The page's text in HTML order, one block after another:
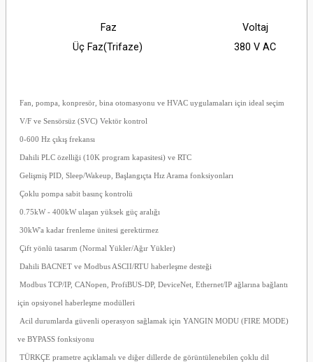
Faz
Voltaj
Üç Faz(Trifaze)
380 V AC
Fan, pompa, konpresör, bina otomasyonu ve HVAC uygulamaları için ideal seçim
V/F ve Sensörsüz (SVC) Vektör kontrol
0-600 Hz çıkış frekansı
Dahili PLC özelliği (10K program kapasitesi) ve RTC
Gelişmiş PID, Sleep/Wakeup, Başlangıçta Hız Arama fonksiyonları
Çoklu pompa sabit basınç kontrolü
0.75kW - 400kW ulaşan yüksek güç aralığı
30kW'a kadar frenleme ünitesi gerektirmez
Çift yönlü tasarım (Normal Yükler/Ağır Yükler)
Dahili BACNET ve Modbus ASCII/RTU haberleşme desteği
Modbus TCP/IP, CANopen, ProfiBUS-DP, DeviceNet, Ethernet/IP ağlarına bağlantı
için opsiyonel haberleşme modülleri
Acil durumlarda güvenli operasyon sağlamak için YANGIN MODU (FIRE MODE)
ve BYPASS fonksiyonu
TÜRKÇE prametre açıklamalı ve diğer dillerde de görüntülenebilen çoklu dil